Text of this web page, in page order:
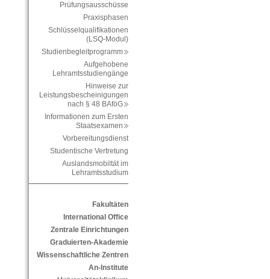
Prüfungsausschüsse
Praxisphasen
Schlüsselqualifikationen
(LSQ-Modul)
Studienbegleitprogramm
Aufgehobene
Lehramtsstudiengänge
Hinweise zur
Leistungsbescheinigungen
nach § 48 BAföG
Informationen zum Ersten
Staatsexamen
Vorbereitungsdienst
Studentische Vertretung
Auslandsmobiltät im
Lehramtsstudium
Fakultäten
International Office
Zentrale Einrichtungen
Graduierten-Akademie
Wissenschaftliche Zentren
An-Institute